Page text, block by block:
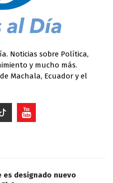
Noticias sobre Política,
y mucho más.
Machala, Ecuador y el
es designado nuevo